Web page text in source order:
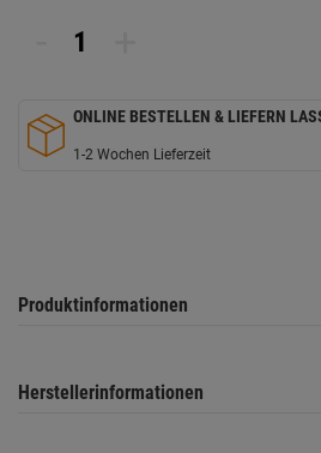
ONLINE BESTELLEN & LIEFERN
1-2 Wochen Lieferzeit
Produktinformationen
Herstellerinformationen